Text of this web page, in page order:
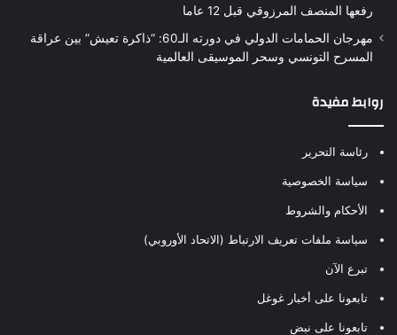
رفعها المنصف المرزوقي قبل 12 عاما
مهرجان الحمامات الدولي في دورته الـ60: “ذاكرة تعيش” بين عراقة
المسرح التونسي وسحر الموسيقى العالمية
روابط مفيدة
رئاسة التحرير
سياسة الخصوصية
الأحكام والشروط
سياسة ملفات تعريف الارتباط (الاتحاد الأوروبي)
تبرع الآن
تابعونا على أخبار غوغل
تابعونا على نبض